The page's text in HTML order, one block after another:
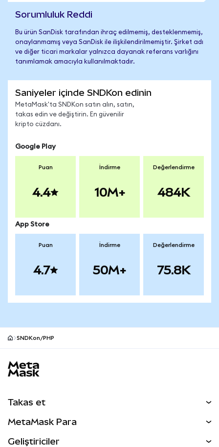
Sorumluluk Reddi
Bu ürün SanDisk tarafından ihraç edilmemiş, desteklenmemiş,
onaylanmamış veya SanDisk ile ilişkilendirilmemiştir. Şirket adı
ve diğer ticari markalar yalnızca dayanak referans varlığını
tanımlamak amacıyla kullanılmaktadır.
Saniyeler içinde SNDKon edinin
MetaMask'ta SNDKon satın alın, satın,
takas edin ve değiştirin. En güvenilir
kripto cüzdanı.
Google Play
Puan
4.4
İndirme
10M+
Değerlendirme
484K
App Store
Puan
4.7
İndirme
50M+
Değerlendirme
75.8K
SNDKon/PHP
Takas et
MetaMask Para
Geliştiriciler